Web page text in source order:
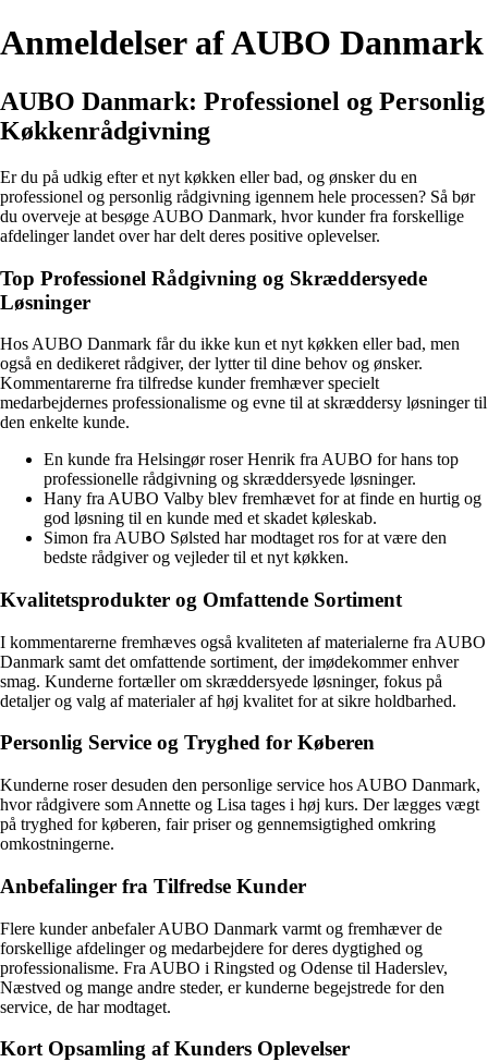
Anmeldelser af AUBO Danmark
AUBO Danmark: Professionel og Personlig
Køkkenrådgivning
Er du på udkig efter et nyt køkken eller bad, og ønsker du en
professionel og personlig rådgivning igennem hele processen? Så bør
du overveje at besøge AUBO Danmark, hvor kunder fra forskellige
afdelinger landet over har delt deres positive oplevelser.
Top Professionel Rådgivning og Skræddersyede
Løsninger
Hos AUBO Danmark får du ikke kun et nyt køkken eller bad, men
også en dedikeret rådgiver, der lytter til dine behov og ønsker.
Kommentarerne fra tilfredse kunder fremhæver specielt
medarbejdernes professionalisme og evne til at skræddersy løsninger til
den enkelte kunde.
En kunde fra Helsingør roser Henrik fra AUBO for hans top
professionelle rådgivning og skræddersyede løsninger.
Hany fra AUBO Valby blev fremhævet for at finde en hurtig og
god løsning til en kunde med et skadet køleskab.
Simon fra AUBO Sølsted har modtaget ros for at være den
bedste rådgiver og vejleder til et nyt køkken.
Kvalitetsprodukter og Omfattende Sortiment
I kommentarerne fremhæves også kvaliteten af materialerne fra AUBO
Danmark samt det omfattende sortiment, der imødekommer enhver
smag. Kunderne fortæller om skræddersyede løsninger, fokus på
detaljer og valg af materialer af høj kvalitet for at sikre holdbarhed.
Personlig Service og Tryghed for Køberen
Kunderne roser desuden den personlige service hos AUBO Danmark,
hvor rådgivere som Annette og Lisa tages i høj kurs. Der lægges vægt
på tryghed for køberen, fair priser og gennemsigtighed omkring
omkostningerne.
Anbefalinger fra Tilfredse Kunder
Flere kunder anbefaler AUBO Danmark varmt og fremhæver de
forskellige afdelinger og medarbejdere for deres dygtighed og
professionalisme. Fra AUBO i Ringsted og Odense til Haderslev,
Næstved og mange andre steder, er kunderne begejstrede for den
service, de har modtaget.
Kort Opsamling af Kunders Oplevelser